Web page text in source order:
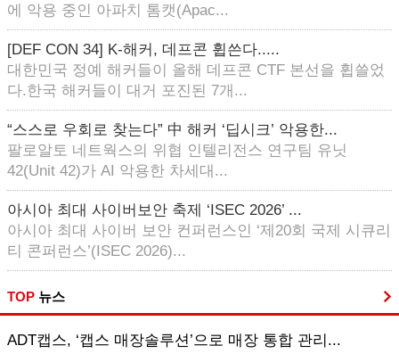
에 악용 중인 아파치 톰캣(Apac...
[DEF CON 34] K-해커, 데프콘 휩쓴다.....
대한민국 정예 해커들이 올해 데프콘 CTF 본선을 휩쓸었
다.한국 해커들이 대거 포진된 7개...
“스스로 우회로 찾는다” 中 해커 ‘딥시크’ 악용한...
팔로알토 네트웍스의 위협 인텔리전스 연구팀 유닛
42(Unit 42)가 AI 악용한 차세대...
아시아 최대 사이버보안 축제 ‘ISEC 2026’ ...
아시아 최대 사이버 보안 컨퍼런스인 ‘제20회 국제 시큐리
티 콘퍼런스’(ISEC 2026)...
TOP 뉴스
ADT캡스, ‘캡스 매장솔루션’으로 매장 통합 관리...